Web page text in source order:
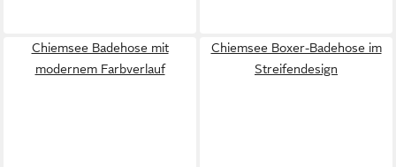
Chiemsee Badehose mit
modernem Farbverlauf
Chiemsee Boxer-Badehose im
Streifendesign